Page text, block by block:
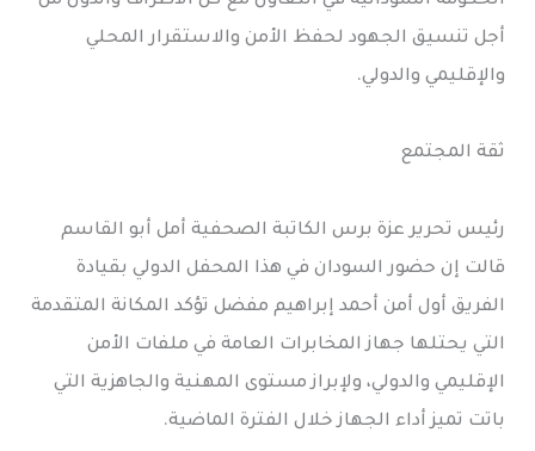
أجل تنسيق الجهود لحفظ الأمن والاستقرار المحلي
والإقليمي والدولي.
ثقة المجتمع
رئيس تحرير عزة برس الكاتبة الصحفية أمل أبو القاسم
قالت إن حضور السودان في هذا المحفل الدولي بقيادة
الفريق أول أمن أحمد إبراهيم مفضل تؤكد المكانة المتقدمة
التي يحتلها جهاز المخابرات العامة في ملفات الأمن
الإقليمي والدولي، ولإبراز مستوى المهنية والجاهزية التي
باتت تميز أداء الجهاز خلال الفترة الماضية.